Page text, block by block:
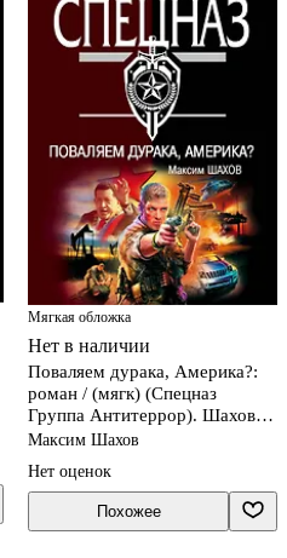
Мягкая обложка
Нет в наличии
Поваляем дурака, Америка?:
роман / (мягк) (Спецназ
Группа Антитеррор). Шахов
М. (Эксмо)
Максим Шахов
Нет оценок
Похожее